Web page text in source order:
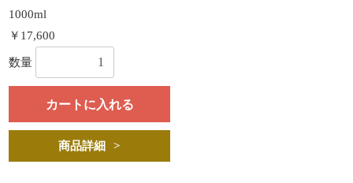
1000ml
￥17,600
数量
カートに入れる
商品詳細